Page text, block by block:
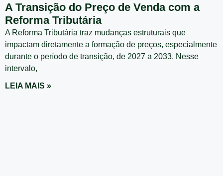
A Transição do Preço de Venda com a
Reforma Tributária
A Reforma Tributária traz mudanças estruturais que
impactam diretamente a formação de preços, especialmente
durante o período de transição, de 2027 a 2033. Nesse
intervalo,
LEIA MAIS »